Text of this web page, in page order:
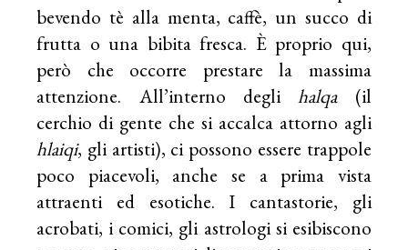
bevendo tè alla menta, caffè, un succo di
frutta o una bibita fresca. È proprio qui,
però che occorre prestare la massima
attenzione. All’interno deglihalqa(il
cerchio di gente che si accalca attorno agli
hlaiqi, gli artisti), ci possono essere trappole
poco piacevoli, anche se a prima vista
attraenti ed esotiche. I cantastorie, gli
acrobati, i comici, gli astrologi si esibiscono